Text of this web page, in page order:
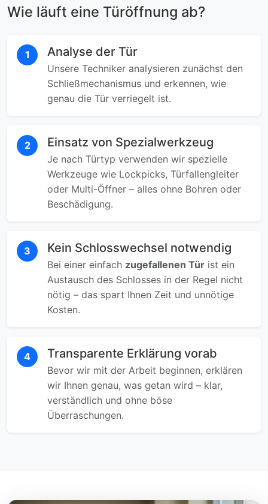
Wie läuft eine Türöffnung ab?
1 Analyse der Tür
Unsere Techniker analysieren zunächst den
Schließmechanismus und erkennen, wie
genau die Tür verriegelt ist.
2 Einsatz von Spezialwerkzeug
Je nach Türtyp verwenden wir spezielle
Werkzeuge wie Lockpicks, Türfallengleiter
oder Multi-Öffner – alles ohne Bohren oder
Beschädigung.
3 Kein Schlosswechsel notwendig
Bei einer einfach zugefallenen Tür ist ein
Austausch des Schlosses in der Regel nicht
nötig – das spart Ihnen Zeit und unnötige
Kosten.
4 Transparente Erklärung vorab
Bevor wir mit der Arbeit beginnen, erklären
wir Ihnen genau, was getan wird – klar,
verständlich und ohne böse
Überraschungen.